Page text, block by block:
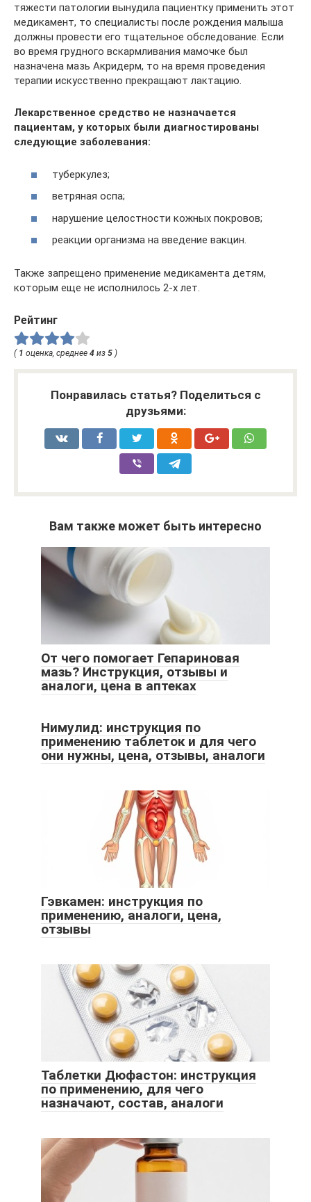
тяжести патологии вынудила пациентку применить этот
медикамент, то специалисты после рождения малыша
должны провести его тщательное обследование. Если
во время грудного вскармливания мамочке был
назначена мазь Акридерм, то на время проведения
терапии искусственно прекращают лактацию.
Лекарственное средство не назначается
пациентам, у которых были диагностированы
следующие заболевания:
туберкулез;
ветряная оспа;
нарушение целостности кожных покровов;
реакции организма на введение вакцин.
Также запрещено применение медикамента детям,
которым еще не исполнилось 2-х лет.
Рейтинг
( 1 оценка, среднее 4 из 5 )
Понравилась статья? Поделиться с
друзьями:
Вам также может быть интересно
От чего помогает Гепариновая
мазь? Инструкция, отзывы и
аналоги, цена в аптеках
Нимулид: инструкция по
применению таблеток и для чего
они нужны, цена, отзывы, аналоги
Гэвкамен: инструкция по
применению, аналоги, цена,
отзывы
Таблетки Дюфастон: инструкция
по применению, для чего
назначают, состав, аналоги